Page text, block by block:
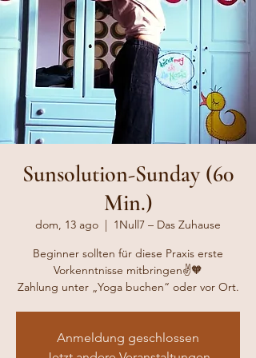
Sunsolution-Sunday (60
Min.)
dom, 13 ago
  |
1Null7 – Das Zuhause
Beginner sollten für diese Praxis erste
Vorkenntnisse mitbringen✌️🧡
Zahlung unter „Yoga buchen“ oder vor Ort.
Anmeldung geschlossen